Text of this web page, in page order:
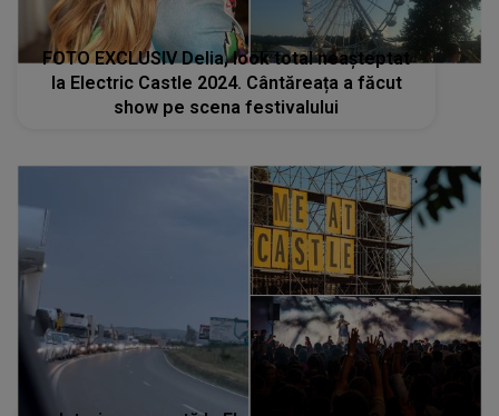
FOTO EXCLUSIV Delia, look total neașteptat
la Electric Castle 2024. Cântăreața a făcut
show pe scena festivalului